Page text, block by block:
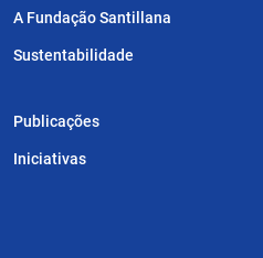
A Fundação Santillana
Sustentabilidade
Publicações
Iniciativas